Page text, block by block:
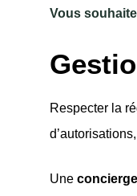
Vous
Respecter la
Une